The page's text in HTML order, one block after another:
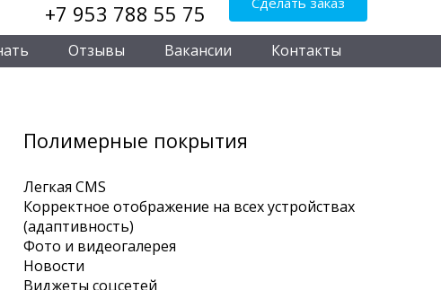
+7 953 788 55 75
Отзывы Вакансии Контакты
Полимерные покрытия
Легкая CMS
Корректное отображение на всех устройствах
(адаптивность)
Фото и видеогалерея
Новости
Виджеты соцсетей